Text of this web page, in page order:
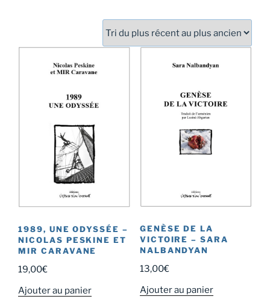
plus
récent
au
plus
1989, UNE ODYSSÉE –
NICOLAS PESKINE ET
MIR CARAVANE
19,00€
Ajouter au panier
GENÈSE DE LA
VICTOIRE – SARA
NALBANDYAN
13,00€
Ajouter au panier